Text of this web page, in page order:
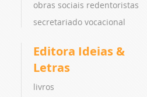
obras sociais redentoristas
secretariado vocacional
Editora Ideias &
Letras
livros